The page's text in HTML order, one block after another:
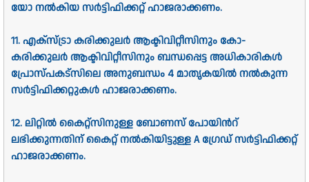
യോ നല്‍കിയ സര്‍ട്ടിഫിക്കറ്റ്‌ ഹാജരാക്കണം.
11. എക്സ്ട്രാ കരിക്കുലര്‍ ആക്ടിവിറ്റീസിനും കോ-
കരിക്കുലര്‍ ആക്ടിവിറ്റീസിനും ബന്ധപ്പെട്ട അധികാരികള്‍
പ്രോസ്പകട്സിലെ അനുബന്ധം 4 മാതൃകയില്‍ നല്‍കുന്ന
സര്‍ട്ടിഫിക്കറ്റുകള്‍ ഹാജരാക്കണം.
12. ലിറ്റില്‍ കൈറ്റ്സിനുള്ള ബോണസ്‌ പോയിന്‍റ്‌
ലഭിക്കുന്നതിന്‌ കൈറ്റ്‌ നല്‍കിയിട്ടുള്ള A ഗ്രേഡ്‌ സര്‍ട്ടിഫിക്കറ്റ്‌
ഹാജരാക്കണം.